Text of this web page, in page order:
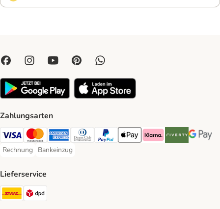
Zahlungsarten
Visa Payment Method
Mastercard Payment Method
American Express Payment Method
Diners Club Payment Method
PayPal Payment Method
Apple Pay Payment Method
Klarna Payment Method
Riverty Payment
Google
Rechnung
Rechnung Payment Method
Bankeinzug
Bankeinzug Payment Method
Lieferservice
DHL Shipping Method